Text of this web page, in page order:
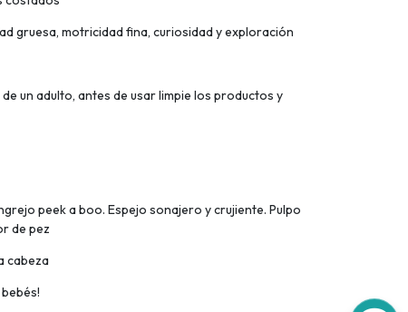
gruesa, motricidad fina, curiosidad y exploración
un adulto, antes de usar limpie los productos y
peek a boo. Espejo sonajero y crujiente. Pulpo
de pez
cabeza